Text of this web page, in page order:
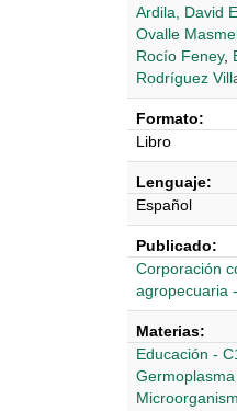
Ardila, David
Ovalle
Rocío Feney,
Rodríguez
Formato:
Libro
Lenguaje:
Español
Publicado:
‎‎Corporación
agropecuaria
Materias:
Educación -
Germoplasma